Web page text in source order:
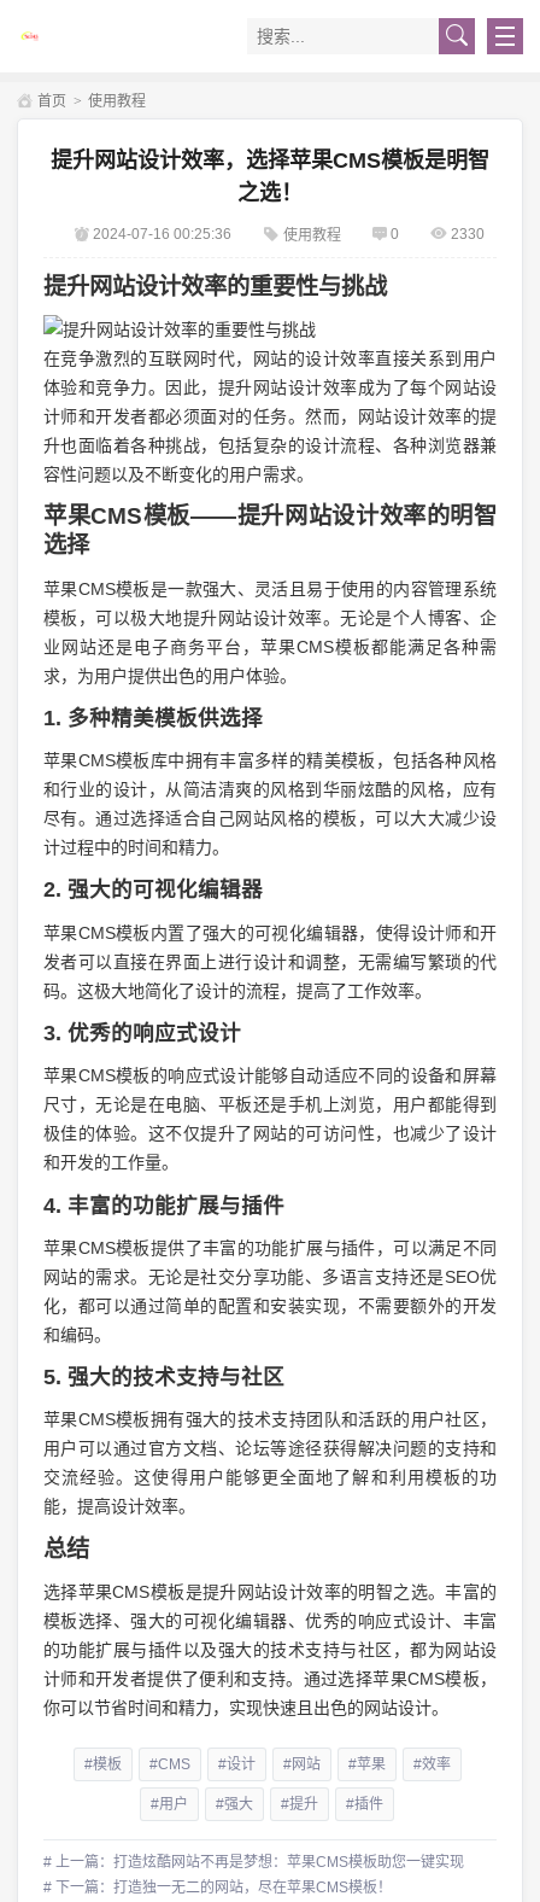
首页 > 使用教程
提升网站设计效率，选择苹果CMS模板是明智
之选！
2024-07-16 00:25:36 使用教程 0 2330
提升网站设计效率的重要性与挑战
在竞争激烈的互联网时代，网站的设计效率直接关系到用户
体验和竞争力。因此，提升网站设计效率成为了每个网站设
计师和开发者都必须面对的任务。然而，网站设计效率的提
升也面临着各种挑战，包括复杂的设计流程、各种浏览器兼
容性问题以及不断变化的用户需求。
苹果CMS模板——提升网站设计效率的明智
选择
苹果CMS模板是一款强大、灵活且易于使用的内容管理系统
模板，可以极大地提升网站设计效率。无论是个人博客、企
业网站还是电子商务平台，苹果CMS模板都能满足各种需
求，为用户提供出色的用户体验。
1. 多种精美模板供选择
苹果CMS模板库中拥有丰富多样的精美模板，包括各种风格
和行业的设计，从简洁清爽的风格到华丽炫酷的风格，应有
尽有。通过选择适合自己网站风格的模板，可以大大减少设
计过程中的时间和精力。
2. 强大的可视化编辑器
苹果CMS模板内置了强大的可视化编辑器，使得设计师和开
发者可以直接在界面上进行设计和调整，无需编写繁琐的代
码。这极大地简化了设计的流程，提高了工作效率。
3. 优秀的响应式设计
苹果CMS模板的响应式设计能够自动适应不同的设备和屏幕
尺寸，无论是在电脑、平板还是手机上浏览，用户都能得到
极佳的体验。这不仅提升了网站的可访问性，也减少了设计
和开发的工作量。
4. 丰富的功能扩展与插件
苹果CMS模板提供了丰富的功能扩展与插件，可以满足不同
网站的需求。无论是社交分享功能、多语言支持还是SEO优
化，都可以通过简单的配置和安装实现，不需要额外的开发
和编码。
5. 强大的技术支持与社区
苹果CMS模板拥有强大的技术支持团队和活跃的用户社区，
用户可以通过官方文档、论坛等途径获得解决问题的支持和
交流经验。这使得用户能够更全面地了解和利用模板的功
能，提高设计效率。
总结
选择苹果CMS模板是提升网站设计效率的明智之选。丰富的
模板选择、强大的可视化编辑器、优秀的响应式设计、丰富
的功能扩展与插件以及强大的技术支持与社区，都为网站设
计师和开发者提供了便利和支持。通过选择苹果CMS模板，
你可以节省时间和精力，实现快速且出色的网站设计。
#模板 #CMS #设计 #网站 #苹果 #效率
#用户 #强大 #提升 #插件
# 上一篇：打造炫酷网站不再是梦想：苹果CMS模板助您一键实现
# 下一篇：打造独一无二的网站，尽在苹果CMS模板！